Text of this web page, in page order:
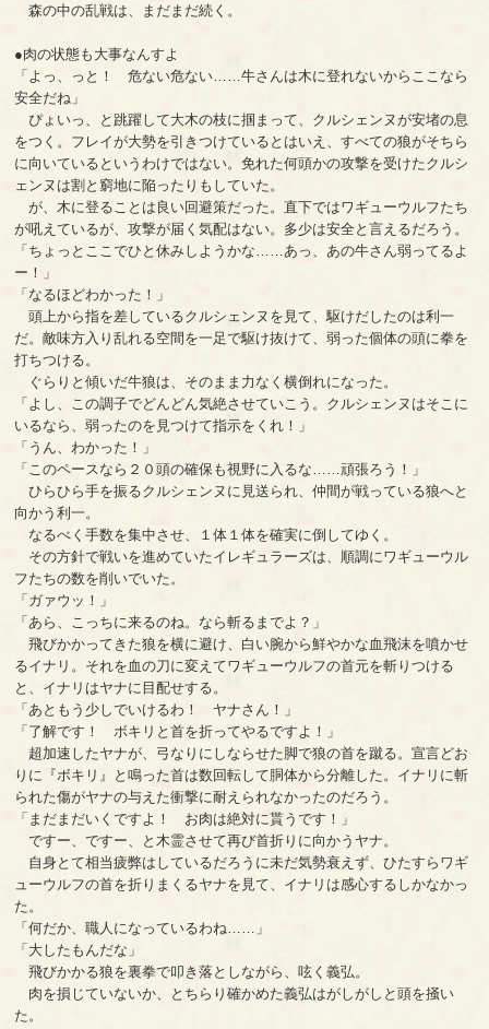
森の中の乱戦は、まだまだ続く。
●肉の状態も大事なんすよ
「よっ、っと！ 危ない危ない……牛さんは木に登れないからここなら
安全だね」
ぴょいっ、と跳躍して大木の枝に掴まって、クルシェンヌが安堵の息
をつく。フレイが大勢を引きつけているとはいえ、すべての狼がそちら
に向いているというわけではない。免れた何頭かの攻撃を受けたクルシ
ェンヌは割と窮地に陥ったりもしていた。
が、木に登ることは良い回避策だった。直下ではワギューウルフたち
が吼えているが、攻撃が届く気配はない。多少は安全と言えるだろう。
「ちょっとここでひと休みしようかな……あっ、あの牛さん弱ってるよ
ー！」
「なるほどわかった！」
頭上から指を差しているクルシェンヌを見て、駆けだしたのは利一
だ。敵味方入り乱れる空間を一足で駆け抜けて、弱った個体の頭に拳を
打ちつける。
ぐらりと傾いだ牛狼は、そのまま力なく横倒れになった。
「よし、この調子でどんどん気絶させていこう。クルシェンヌはそこに
いるなら、弱ったのを見つけて指示をくれ！」
「うん、わかった！」
「このペースなら２０頭の確保も視野に入るな……頑張ろう！」
ひらひら手を振るクルシェンヌに見送られ、仲間が戦っている狼へと
向かう利一。
なるべく手数を集中させ、１体１体を確実に倒してゆく。
その方針で戦いを進めていたイレギュラーズは、順調にワギューウル
フたちの数を削いでいた。
「ガァウッ！」
「あら、こっちに来るのね。なら斬るまでよ？」
飛びかかってきた狼を横に避け、白い腕から鮮やかな血飛沫を噴かせ
るイナリ。それを血の刀に変えてワギューウルフの首元を斬りつける
と、イナリはヤナに目配せする。
「あともう少しでいけるわ！ ヤナさん！」
「了解です！ ボキリと首を折ってやるですよ！」
超加速したヤナが、弓なりにしならせた脚で狼の首を蹴る。宣言どお
りに『ボキリ』と鳴った首は数回転して胴体から分離した。イナリに斬
られた傷がヤナの与えた衝撃に耐えられなかったのだろう。
「まだまだいくですよ！ お肉は絶対に貰うです！」
ですー、ですー、と木霊させて再び首折りに向かうヤナ。
自身とて相当疲弊はしているだろうに未だ気勢衰えず、ひたすらワギ
ューウルフの首を折りまくるヤナを見て、イナリは感心するしかなかっ
た。
「何だか、職人になっているわね……」
「大したもんだな」
飛びかかる狼を裏拳で叩き落としながら、呟く義弘。
肉を損じていないか、とちらり確かめた義弘はがしがしと頭を掻い
た。